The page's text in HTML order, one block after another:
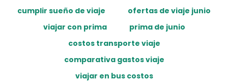
cumplir sueño de viaje
ofertas de viaje junio
viajar con prima
prima de junio
costos transporte viaje
comparativa gastos viaje
viajar en bus costos